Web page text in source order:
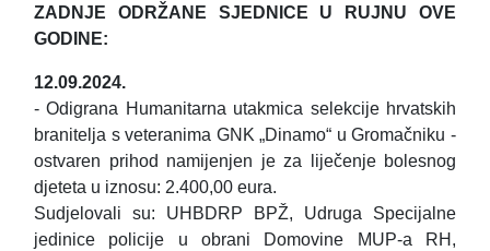
ZADNJE ODRŽANE SJEDNICE U RUJNU OVE
GODINE:
12.09.2024.
- Odigrana Humanitarna utakmica selekcije hrvatskih
branitelja s veteranima GNK „Dinamo“ u Gromačniku -
ostvaren prihod namijenjen je za liječenje bolesnog
djeteta u iznosu: 2.400,00 eura.
Sudjelovali su: UHBDRP BPŽ, Udruga Specijalne
jedinice policije u obrani Domovine MUP-a RH,